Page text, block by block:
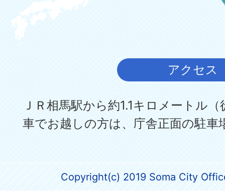
アクセス
ＪＲ相馬駅から約1.1キロメートル
車でお越しの方は、庁舎正面の駐車
Copyright(c) 2019 Soma City